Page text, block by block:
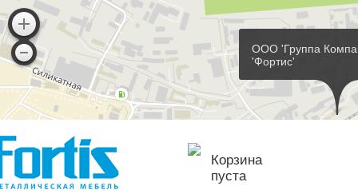
ООО 'Группа
'Фортис'
Корзина
пуста